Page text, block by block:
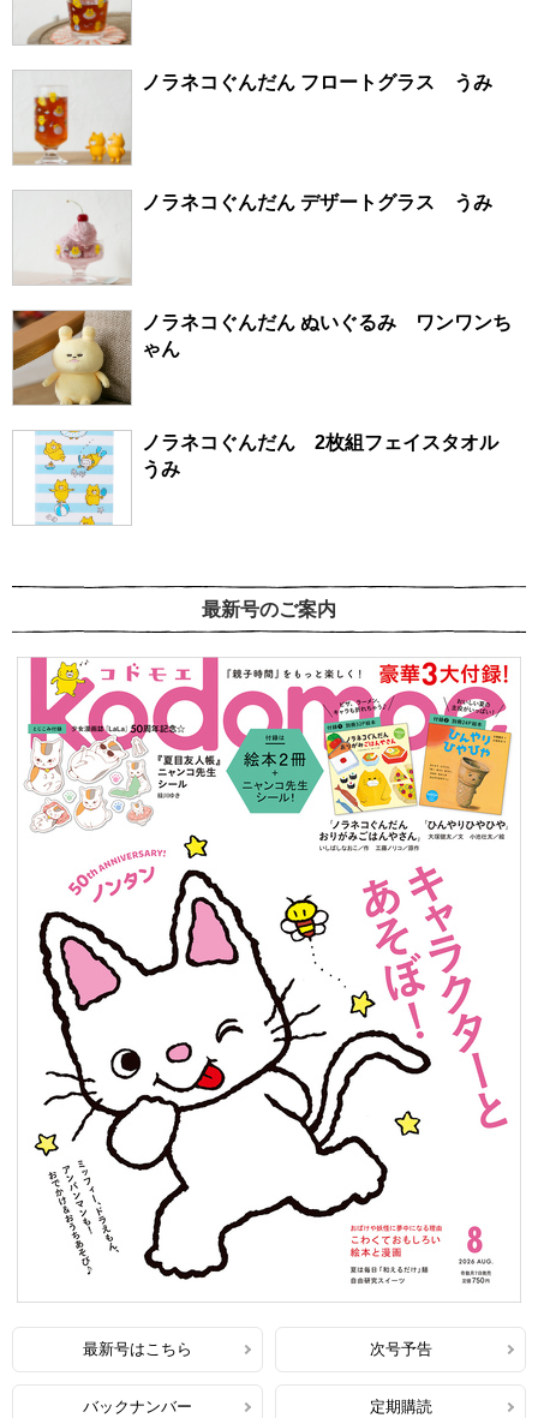
ノラネコぐんだん フロートグラス うみ
ノラネコぐんだん デザートグラス うみ
ノラネコぐんだん ぬいぐるみ ワンワンち
ゃん
ノラネコぐんだん 2枚組フェイスタオル
うみ
最新号のご案内
最新号はこちら 次号予告
バックナンバー 定期購読